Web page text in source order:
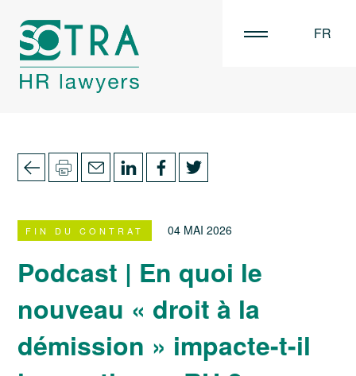
FR
FIN DU CONTRAT 04 MAI 2026
Podcast | En quoi le
nouveau « droit à la
démission » impacte-t-il